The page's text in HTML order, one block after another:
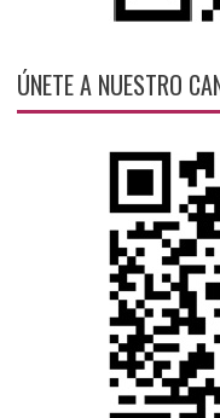
ÚNETE A NUESTRO